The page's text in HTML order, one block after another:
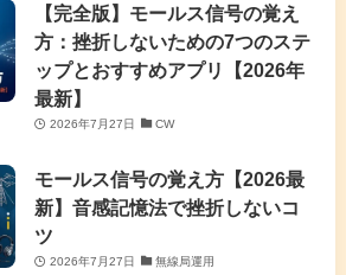
【完全版】モールス信号の覚え
方：挫折しないための7つのステ
ップとおすすめアプリ【2026年
最新】
2026年7月27日 CW
モールス信号の覚え方【2026最
新】音感記憶法で挫折しないコ
ツ
2026年7月27日 無線局運用